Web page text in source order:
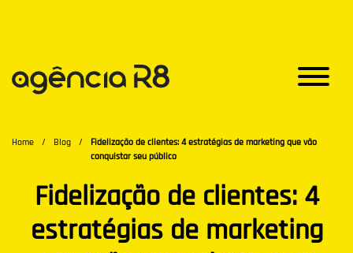
Home / Blog /
Fidelização de clientes: 4 estratégias de marketing que vão
conquistar seu público
Fidelização de clientes: 4
estratégias de marketing